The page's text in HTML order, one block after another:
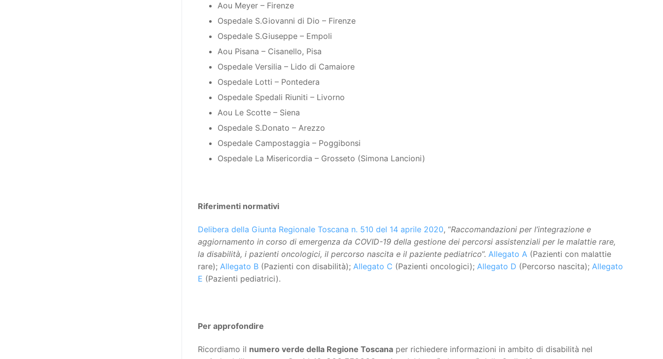
Aou Meyer – Firenze
Ospedale S.Giovanni di Dio – Firenze
Ospedale S.Giuseppe – Empoli
Aou Pisana – Cisanello, Pisa
Ospedale Versilia – Lido di Camaiore
Ospedale Lotti – Pontedera
Ospedale Spedali Riuniti – Livorno
Aou Le Scotte – Siena
Ospedale S.Donato – Arezzo
Ospedale Campostaggia – Poggibonsi
Ospedale La Misericordia – Grosseto (Simona Lancioni)
Riferimenti normativi
Delibera della Giunta Regionale Toscana n. 510 del 14 aprile 2020, “Raccomandazioni per l’integrazione e
aggiornamento in corso di emergenza da COVID-19 della gestione dei percorsi assistenziali per le malattie rare,
la disabilità, i pazienti oncologici, il percorso nascita e il paziente pediatrico”. Allegato A (Pazienti con malattie
rare); Allegato B (Pazienti con disabilità); Allegato C (Pazienti oncologici); Allegato D (Percorso nascita); Allegato
E (Pazienti pediatrici).
Per approfondire
Ricordiamo il numero verde della Regione Toscana per richiedere informazioni in ambito di disabilità nel